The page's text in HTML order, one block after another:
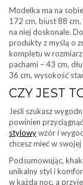
Modelka ma na
172 cm, biust 88
na niej doskonale.
produkty z myślą o
kompletu w
pachami – 43 cm,
36 cm, wysokość
CZY JEST
Jeśli szukasz
powinien
stylowywzór i
chcesz mieć w
Podsumowując,
unikalny styl i
w każdą noc, a